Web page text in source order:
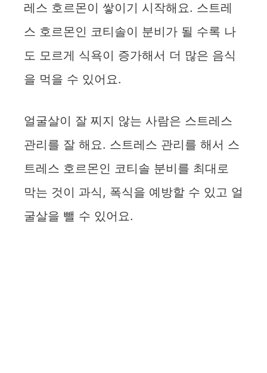
레스 호르몬이 쌓이기 시작해요. 스트레
스 호르몬인 코티솔이 분비가 될 수록 나
도 모르게 식욕이 증가해서 더 많은 음식
을 먹을 수 있어요.
얼굴살이 잘 찌지 않는 사람은 스트레스
관리를 잘 해요. 스트레스 관리를 해서 스
트레스 호르몬인 코티솔 분비를 최대로
막는 것이 과식, 폭식을 예방할 수 있고 얼
굴살을 뺄 수 있어요.